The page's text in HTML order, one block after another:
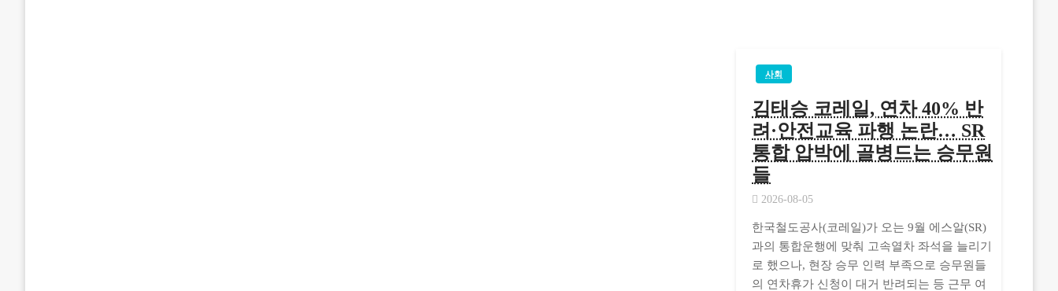
사회
김태승 코레일, 연차 40% 반
려·안전교육 파행 논란… SR
통합 압박에 골병드는 승무원
들
2026-08-05
한국철도공사(코레일)가 오는 9월 에스알(SR)
과의 통합운행에 맞춰 고속열차 좌석을 늘리기
로 했으나, 현장 승무 인력 부족으로 승무원들
의 연차휴가 신청이 대거 반려되는 등 근무 여